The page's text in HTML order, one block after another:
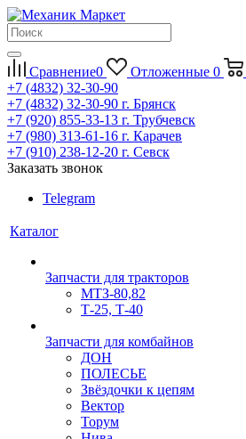
Сравнение0 Отложенные 0
+7 (4832) 32-30-90
+7 (4832) 32-30-90 г. Брянск
+7 (920) 855-33-13 г. Трубчевск
+7 (980) 313-61-16 г. Карачев
+7 (910) 238-12-20 г. Севск
Заказать звонок
Telegram
Каталог
Запчасти для тракторов
МТЗ-80,82
Т-25, Т-40
Запчасти для комбайнов
ДОН
ПОЛЕСЬЕ
Звёздочки к цепям
Вектор
Торум